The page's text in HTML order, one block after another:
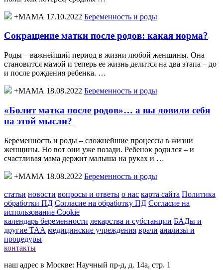
+МАМА 17.10.2022 Беременность и роды
Сокращение матки после родов: какая норма?
Роды – важнейший период в жизни любой женщины. Она
становится мамой и теперь ее жизнь делится на два этапа – до
и после рождения ребенка. …
+МАМА 18.08.2022 Беременность и роды
«Болит матка после родов»… а вы ловили себя
на этой мысли?
Беременность и роды – сложнейшие процессы в жизни
женщины. Но вот они уже позади. Ребенок родился – и
счастливая мама держит малыша на руках и …
+МАМА 18.08.2022 Беременность и роды
статьи новости вопросы и ответы о нас карта сайта Политика
обработки ПД Согласие на обработку ПД Согласие на
использование Cookie
календарь беременности лекарства и субстанции БАДы и
другие ТАА медицинские учреждения врачи анализы и
процедуры
контакты
наш адрес в Москве: Научный пр-д, д. 14а, стр. 1